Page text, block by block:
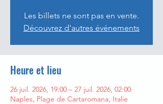
Les billets ne sont pas en vente.
Découvrez d'autres événements
Heure et lieu
26 juil. 2026, 19:00 – 27 juil. 2026, 02:00
Naples, Plage de Cartaromana, Italie